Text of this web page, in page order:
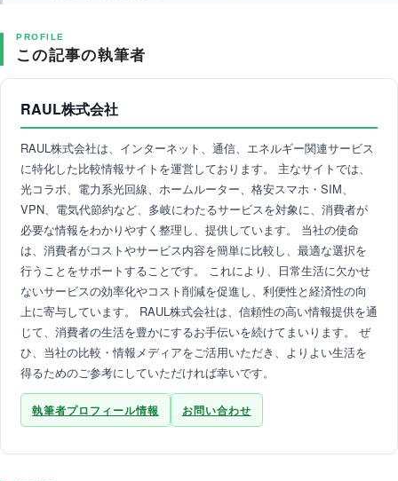
PROFILE
この記事の執筆者
RAUL株式会社
RAUL株式会社は、インターネット、通信、エネルギー関連サービス
に特化した比較情報サイトを運営しております。 主なサイトでは、
光コラボ、電力系光回線、ホームルーター、格安スマホ・SIM、
VPN、電気代節約など、多岐にわたるサービスを対象に、消費者が
必要な情報をわかりやすく整理し、提供しています。 当社の使命
は、消費者がコストやサービス内容を簡単に比較し、最適な選択を
行うことをサポートすることです。 これにより、日常生活に欠かせ
ないサービスの効率化やコスト削減を促進し、利便性と経済性の向
上に寄与しています。 RAUL株式会社は、信頼性の高い情報提供を通
じて、消費者の生活を豊かにするお手伝いを続けてまいります。 ぜ
ひ、当社の比較・情報メディアをご活用いただき、よりよい生活を
得るためのご参考にしていただければ幸いです。
執筆者プロフィール情報 お問い合わせ